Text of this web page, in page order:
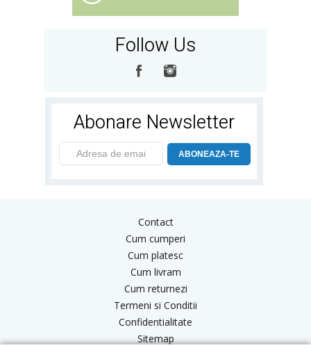
Follow Us
Abonare Newsletter
ABONEAZA-TE
Contact
Cum cumperi
Cum platesc
Cum livram
Cum returnezi
Termeni si Conditii
Confidentialitate
Sitemap